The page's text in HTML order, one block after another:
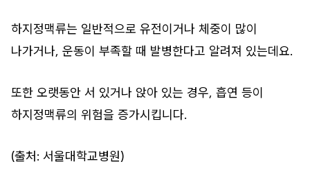
하지정맥류는 일반적으로 유전이거나 체중이 많이
나가거나, 운동이 부족할 때 발병한다고 알려져 있는데요.
또한 오랫동안 서 있거나 앉아 있는 경우, 흡연 등이
하지정맥류의 위험을 증가시킵니다.
(출처: 서울대학교병원)